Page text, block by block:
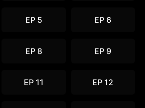
EP 5 EP 6
EP 8 EP 9
EP 11 EP 12